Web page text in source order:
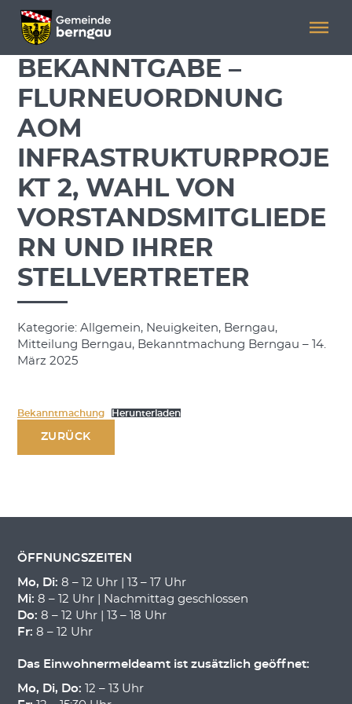
Menü überspringen
Menü überspringen
BEKANNTGABE –
FLURNEUORDNUNG
AOM
INFRASTRUKTURPROJE
KT 2, WAHL VON
VORSTANDSMITGLIEDE
RN UND IHRER
STELLVERTRETER
Kategorie: Allgemein, Neuigkeiten, Berngau,
Mitteilung Berngau, Bekanntmachung Berngau – 14.
März 2025
Bekanntmachung Herunterladen
ZURÜCK
ÖFFNUNGSZEITEN
Mo, Di: 8 – 12 Uhr | 13 – 17 Uhr
Mi: 8 – 12 Uhr | Nachmittag geschlossen
Do: 8 – 12 Uhr | 13 – 18 Uhr
Fr: 8 – 12 Uhr
Das Einwohnermeldeamt ist zusätzlich geöffnet:
Mo, Di, Do: 12 – 13 Uhr